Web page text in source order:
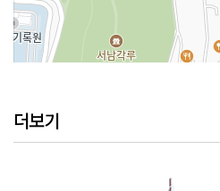
더보기